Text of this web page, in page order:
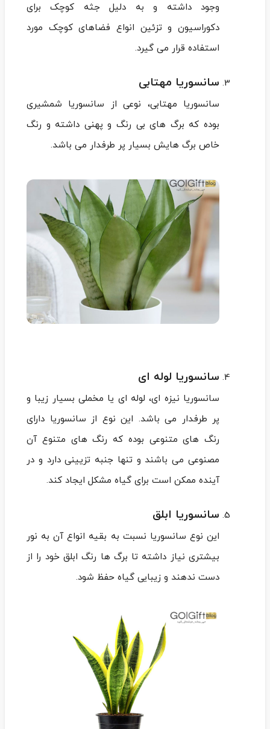
وجود داشته و به دلیل جثه کوچک برای
دکوراسیون و تزئین انواع فضاهای کوچک مورد
استفاده قرار می‌ گیرد.
سانسوریا مهتابی
سانسوریا مهتابی، نوعی از سانسوریا شمشیری
بوده که برگ های بی رنگ و پهنی داشته و رنگ
خاص برگ هایش بسیار پر طرفدار می باشد.
سانسوریا لوله ای
سانسوریا نیزه ای، لوله ای یا مخملی بسیار زیبا و
پر طرفدار می باشد. این نوع از سانسوریا دارای
رنگ های متنوعی بوده که رنگ های متنوع آن
مصنوعی می باشند و تنها جنبه تزیینی دارد و در
آینده ممکن است برای گیاه مشکل ایجاد کند.
سانسوریا ابلق
این نوع سانسوریا نسبت به بقیه انواع آن به نور
بیشتری نیاز داشته تا برگ ها رنگ ابلق خود را از
دست ندهند و زیبایی گیاه حفظ شود.